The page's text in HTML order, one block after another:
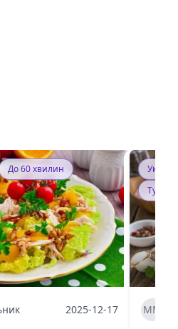
До 60 хвилин
2025-12-17 ММ